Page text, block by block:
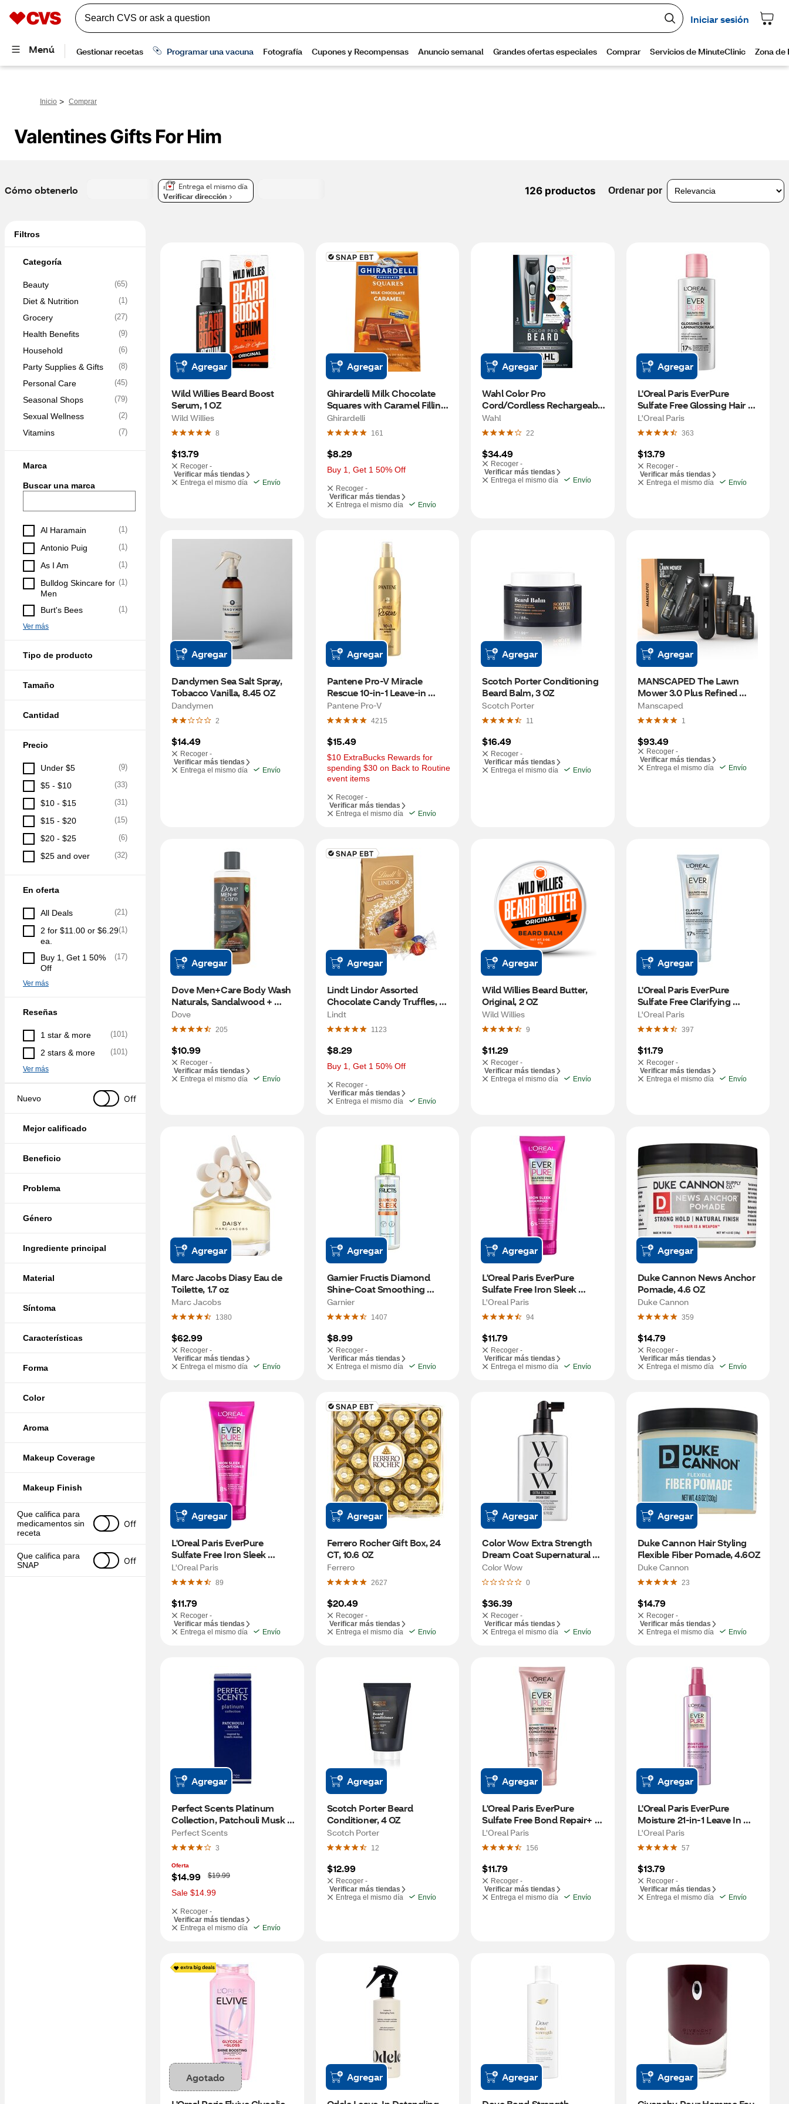
Inicio > Comprar
Valentines Gifts For Him
Cómo obtenerlo
Entrega el mismo día
Verificar dirección
126 productos Ordenar por
Filtros
Categoría
Beauty (65)
Diet & Nutrition (1)
Grocery (27)
Health Benefits (9)
Household (6)
Party Supplies & Gifts (8)
Personal Care (45)
Seasonal Shops (79)
Sexual Wellness (2)
Vitamins (7)
Marca
Buscar una marca
Al Haramain (1)
Antonio Puig (1)
As I Am (1)
Bulldog Skincare for
Men
(1)
Burt's Bees (1)
Ver más
Tipo de producto
Tamaño
Cantidad
Precio
Under $5 (9)
$5 - $10 (33)
$10 - $15 (31)
$15 - $20 (15)
$20 - $25 (6)
$25 and over (32)
En oferta
All Deals (21)
2 for $11.00 or $6.29
ea.
(1)
Buy 1, Get 1 50%
Off
(17)
Ver más
Reseñas
1 star & more (101)
2 stars & more (101)
Ver más
Nuevo Off
Mejor calificado
Beneficio
Problema
Género
Ingrediente principal
Material
Síntoma
Características
Forma
Color
Aroma
Makeup Coverage
Makeup Finish
Que califica para
medicamentos sin
receta
Off
Que califica para
SNAP
Off
Agregar
Wild Willies Beard Boost
Serum, 1 OZ
Wild Willies
8
$13.79
Recoger -
Verificar más tiendas
Entrega el mismo día
Envío
Agregar
Ghirardelli Milk Chocolate
Squares with Caramel Filling,
5.32 OZ
Ghirardelli
161
$8.29
Buy 1, Get 1 50% Off
Recoger -
Verificar más tiendas
Entrega el mismo día
Envío
Agregar
Wahl Color Pro
Cord/Cordless Rechargeable
Beard Trimmer
Wahl
22
$34.49
Recoger -
Verificar más tiendas
Entrega el mismo día
Envío
Agregar
L'Oreal Paris EverPure
Sulfate Free Glossing Hair
Mask, 5.1 OZ
L'Oreal Paris
363
$13.79
Recoger -
Verificar más tiendas
Entrega el mismo día
Envío
Agregar
Dandymen Sea Salt Spray,
Tobacco Vanilla, 8.45 OZ
Dandymen
2
$14.49
Recoger -
Verificar más tiendas
Entrega el mismo día
Envío
Agregar
Pantene Pro-V Miracle
Rescue 10-in-1 Leave-in
Conditioner Spray, 5.7 OZ
Pantene Pro-V
4215
$15.49
$10 ExtraBucks Rewards for
spending $30 on Back to Routine
event items
Recoger -
Verificar más tiendas
Entrega el mismo día
Envío
Agregar
Scotch Porter Conditioning
Beard Balm, 3 OZ
Scotch Porter
11
$16.49
Recoger -
Verificar más tiendas
Entrega el mismo día
Envío
Agregar
MANSCAPED The Lawn
Mower 3.0 Plus Refined
Below The Waist Grooming
Kit
Manscaped
1
$93.49
Recoger -
Verificar más tiendas
Entrega el mismo día
Envío
Agregar
Dove Men+Care Body Wash
Naturals, Sandalwood +
Cardamom Oil, 18 OZ
Dove
205
$10.99
Recoger -
Verificar más tiendas
Entrega el mismo día
Envío
Agregar
Lindt Lindor Assorted
Chocolate Candy Truffles, 5.1
OZ
Lindt
1123
$8.29
Buy 1, Get 1 50% Off
Recoger -
Verificar más tiendas
Entrega el mismo día
Envío
Agregar
Wild Willies Beard Butter,
Original, 2 OZ
Wild Willies
9
$11.29
Recoger -
Verificar más tiendas
Entrega el mismo día
Envío
Agregar
L'Oreal Paris EverPure
Sulfate Free Clarifying
Shampoo, 6.8 OZ
L'Oreal Paris
397
$11.79
Recoger -
Verificar más tiendas
Entrega el mismo día
Envío
Agregar
Marc Jacobs Diasy Eau de
Toilette, 1.7 oz
Marc Jacobs
1380
$62.99
Recoger -
Verificar más tiendas
Entrega el mismo día
Envío
Agregar
Garnier Fructis Diamond
Shine-Coat Smoothing
Spray, 4.6 OZ
Garnier
1407
$8.99
Recoger -
Verificar más tiendas
Entrega el mismo día
Envío
Agregar
L'Oreal Paris EverPure
Sulfate Free Iron Sleek
Shampoo, 6.8 OZ
L'Oreal Paris
94
$11.79
Recoger -
Verificar más tiendas
Entrega el mismo día
Envío
Agregar
Duke Cannon News Anchor
Pomade, 4.6 OZ
Duke Cannon
359
$14.79
Recoger -
Verificar más tiendas
Entrega el mismo día
Envío
Agregar
L'Oreal Paris EverPure
Sulfate Free Iron Sleek
Conditioner, 6.8 OZ
L'Oreal Paris
89
$11.79
Recoger -
Verificar más tiendas
Entrega el mismo día
Envío
Agregar
Ferrero Rocher Gift Box, 24
CT, 10.6 OZ
Ferrero
2627
$20.49
Recoger -
Verificar más tiendas
Entrega el mismo día
Envío
Agregar
Color Wow Extra Strength
Dream Coat Supernatural
Spray, 6.7 OZ
Color Wow
0
$36.39
Recoger -
Verificar más tiendas
Entrega el mismo día
Envío
Agregar
Duke Cannon Hair Styling
Flexible Fiber Pomade, 4.6OZ
Duke Cannon
23
$14.79
Recoger -
Verificar más tiendas
Entrega el mismo día
Envío
Agregar
Perfect Scents Platinum
Collection, Patchouli Musk
Inspired by Creed's Aventus,
3.4 OZ
Perfect Scents
3
Oferta
$14.99
W
a
s
$19.99
Sale $14.99
Recoger -
Verificar más tiendas
Entrega el mismo día
Envío
Agregar
Scotch Porter Beard
Conditioner, 4 OZ
Scotch Porter
12
$12.99
Recoger -
Verificar más tiendas
Entrega el mismo día
Envío
Agregar
L'Oreal Paris EverPure
Sulfate Free Bond Repair+
Conditioner, 6.8 OZ
L'Oreal Paris
156
$11.79
Recoger -
Verificar más tiendas
Entrega el mismo día
Envío
Agregar
L'Oreal Paris EverPure
Moisture 21-in-1 Leave In
Conditioner Spray, 6.8 OZ
L'Oreal Paris
57
$13.79
Recoger -
Verificar más tiendas
Entrega el mismo día
Envío
Agotado Agregar Agregar Agregar